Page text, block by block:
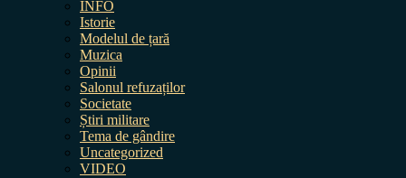
INFO
Istorie
Modelul de țară
Muzica
Opinii
Salonul refuzaților
Societate
Știri militare
Tema de gândire
Uncategorized
VIDEO